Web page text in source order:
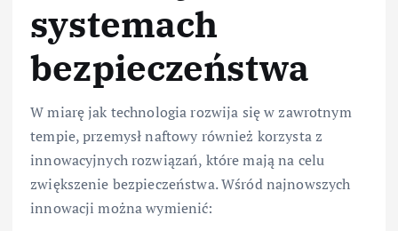
systemach
bezpieczeństwa
W miarę jak technologia rozwija się w zawrotnym
tempie, przemysł naftowy również korzysta z
innowacyjnych rozwiązań, które mają na celu
zwiększenie bezpieczeństwa. Wśród najnowszych
innowacji można wymienić: